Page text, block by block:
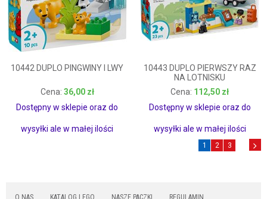
10442 DUPLO PINGWINY I LWY
36,00 zł
Dostępny w sklepie oraz do
wysyłki ale w małej ilości
36,00 zł
10443 DUPLO PIERWSZY RAZ
NA LOTNISKU
112,50 zł
Dostępny w sklepie oraz do
wysyłki ale w małej ilości
112,50 zł
1 2 3
O NAS KATALOG LEGO NASZE PACZKI REGULAMIN